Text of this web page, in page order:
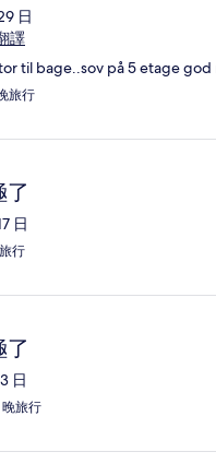
日
譯
til bage..sov på 5 etage
旅行
了
日
行
了
日
旅行